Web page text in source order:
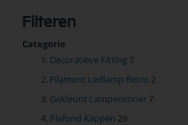
Filteren
Categorie
Decoratieve Fitting 7
Filament Ledlamp Retro 2
Gekleurd Lampensnoer 7
Plafond Kappen 29